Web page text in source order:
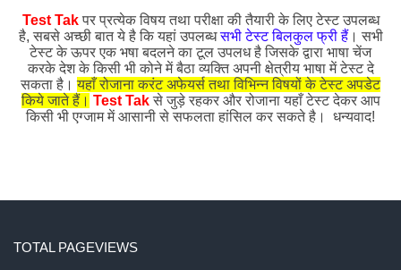
Test Takपर प्रत्येक विषय तथा परीक्षा की तैयारी के लिए टेस्ट उपलब्ध
है, सबसे अच्छी बात ये है कि यहां उपलब्धसभी टेस्ट बिलकुल फ्री हैं। सभी
टेस्ट के ऊपर एक भषा बदलने का टूल उपलध है जिसके द्वारा भाषा चेंज
करके देश के किसी भी कोने में बैठा व्यक्ति अपनी क्षेत्रीय भाषा में टेस्ट दे
सकता है।यहाँ रोजाना करंट अफेयर्स तथा विभिन्न विषयों के टेस्ट अपडेट
किये जाते हैं। Test Takसे जुड़े रहकर और रोजाना यहाँ टेस्ट देकर आप
किसी भी एग्जाम में आसानी से सफलता हांसिल कर सकते है। धन्यवाद!
TOTAL PAGEVIEWS